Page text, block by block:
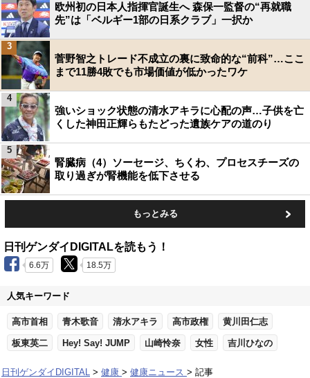
欧州初の日本人指揮官誕生へ 森保一監督の“再就職
先”は「ベルギー1部の日系クラブ」一択か
菅野智之トレード不成立の裏に致命的な“前科”…ここ
まで11勝4敗でも市場価値が低かったワケ
3
強いショック状態の清水アキラに心配の声…子供を亡
くした神田正輝らもたどった遺族ケアの道のり
4
腎臓病（4）ソーセージ、ちくわ、プロセスチーズの
取り過ぎが腎機能を低下させる
5
もっとみる
日刊ゲンダイDIGITALを読もう！
6.6万 18.5万
人気キーワード
高市首相 青木歌音 清水アキラ 高市政権 黄川田仁志
板東英二 Hey! Say! JUMP 山崎怜奈 女性 吉川ひなの
日刊ゲンダイDIGITAL 健康 健康ニュース 記事